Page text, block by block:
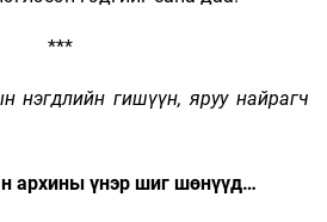
***
нэгдлийн гишүүн, яруу найрагч
архины үнэр шиг шөнүүд…